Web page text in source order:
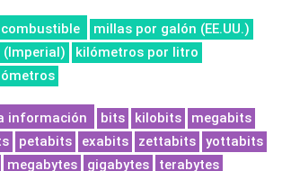
millas por galón (EE.UU.)
kilómetros por litro
información bits kilobits
megabits
petabits exabits zettabits
yottabits
megabytes gigabytes
terabytes